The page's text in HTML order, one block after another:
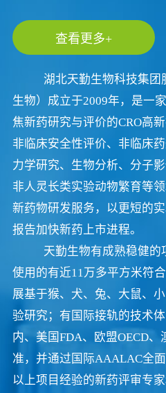
查看更多+
湖北天勤生物科技集团
生物）成立于2009年，是一
焦新药研究与评价的CRO高
非临床安全性评价、非临床
力学研究、生物分析、分子
非人灵长类实验动物繁育等
新药物研发服务，以更短的
报告加快新药上市进程。
天勤生物有成熟稳健的
使用的有近11万多平方米符
展基于猴、犬、兔、大鼠、
验研究；有国际接轨的技术
内、美国FDA、欧盟OECD、
准，并通过国际AAALAC全
以上项目经验的新药评审专